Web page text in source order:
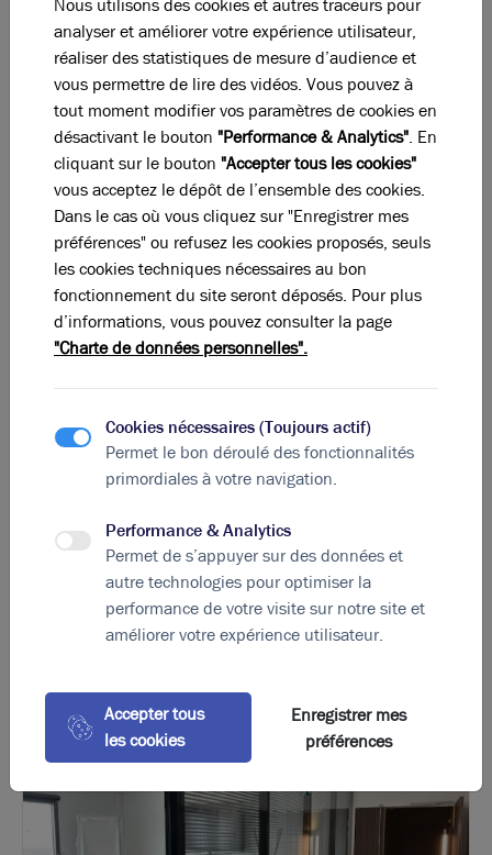
- Parking
Total
Eléments affichés non contractuels
DPE & GES
B C D E F G
Diagnostic de performance énergétique
C D F
Indice d'émission de gaz à effet de serre
Diagnostic GES en cours
La perle rare pour votreprojet immobilier
analyser et améliorer votre expérience utilisateur,
réaliser des statistiques de mesure d’audience et
vous permettre de lire des vidéos. Vous pouvez à
tout moment modifier vos paramètres de cookies en
désactivant le bouton "Performance & Analytics". En
cliquant sur le bouton "Accepter tous les cookies"
vous acceptez le dépôt de l’ensemble des cookies.
Dans le cas où vous cliquez sur "Enregistrer mes
préférences" ou refusez les cookies proposés, seuls
les cookies techniques nécessaires au bon
fonctionnement du site seront déposés. Pour plus
d’informations, vous pouvez consulter la page
"Charte de données personnelles".
Cookies nécessaires (Toujours actif)
Permet le bon déroulé des fonctionnalités
primordiales à votre navigation.
Performance & Analytics
Permet de s’appuyer sur des données et
autre technologies pour optimiser la
performance de votre visite sur notre site et
améliorer votre expérience utilisateur.
Accepter tous
les cookies
Enregistrer mes
préférences